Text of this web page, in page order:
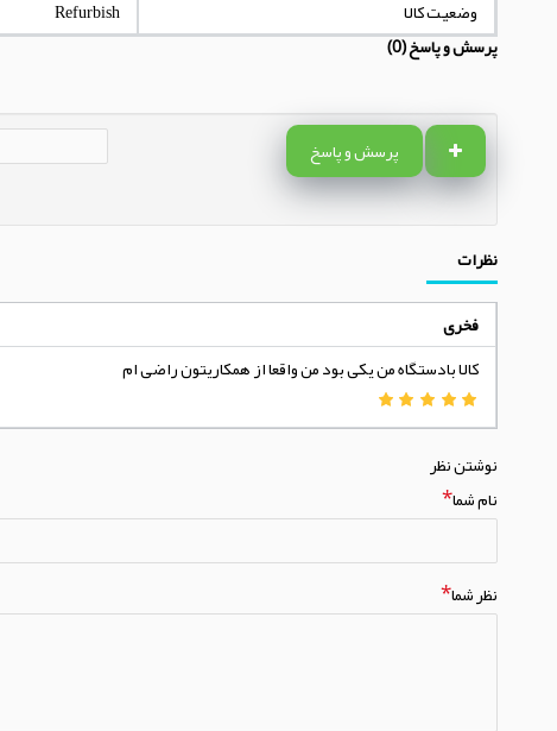
وضعیت کالا
Refurbish
پرسش و پاسخ (0)
پرسش و پاسخ
نظرات
فخری
کالا بادستگاه من یکی بود من واقعا از همکاریتون راضی ام
نوشتن نظر
نام شما
نظر شما